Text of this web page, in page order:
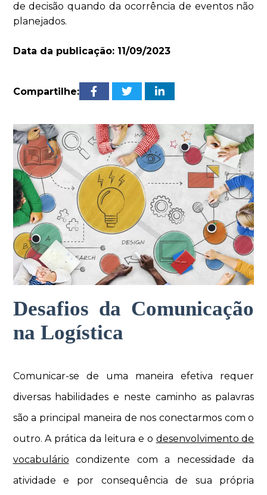
de decisão quando da ocorrência de eventos não
planejados.
Data da publicação: 11/09/2023
Compartilhe:
Desafios da Comunicação
na Logística
Comunicar-se de uma maneira efetiva requer
diversas habilidades e neste caminho as palavras
são a principal maneira de nos conectarmos com o
outro. A prática da leitura e o desenvolvimento de
vocabulário condizente com a necessidade da
atividade e por consequência de sua própria